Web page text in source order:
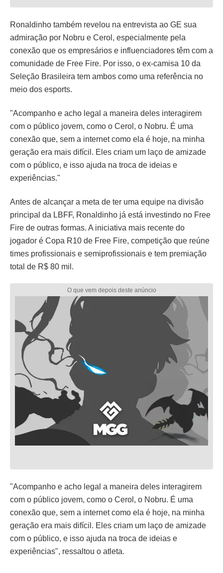
Ronaldinho também revelou na entrevista ao GE sua
admiração por Nobru e Cerol, especialmente pela
conexão que os empresários e influenciadores têm com a
comunidade de Free Fire. Por isso, o ex-camisa 10 da
Seleção Brasileira tem ambos como uma referência no
meio dos esports.
"Acompanho e acho legal a maneira deles interagirem
com o público jovem, como o Cerol, o Nobru. É uma
conexão que, sem a internet como ela é hoje, na minha
geração era mais difícil. Eles criam um laço de amizade
com o público, e isso ajuda na troca de ideias e
experiências."
Antes de alcançar a meta de ter uma equipe na divisão
principal da LBFF, Ronaldinho já está investindo no Free
Fire de outras formas. A iniciativa mais recente do
jogador é Copa R10 de Free Fire, competição que reúne
times profissionais e semiprofissionais e tem premiação
total de R$ 80 mil.
"Acompanho e acho legal a maneira deles interagirem
com o público jovem, como o Cerol, o Nobru. É uma
conexão que, sem a internet como ela é hoje, na minha
geração era mais difícil. Eles criam um laço de amizade
com o público, e isso ajuda na troca de ideias e
experiências", ressaltou o atleta.